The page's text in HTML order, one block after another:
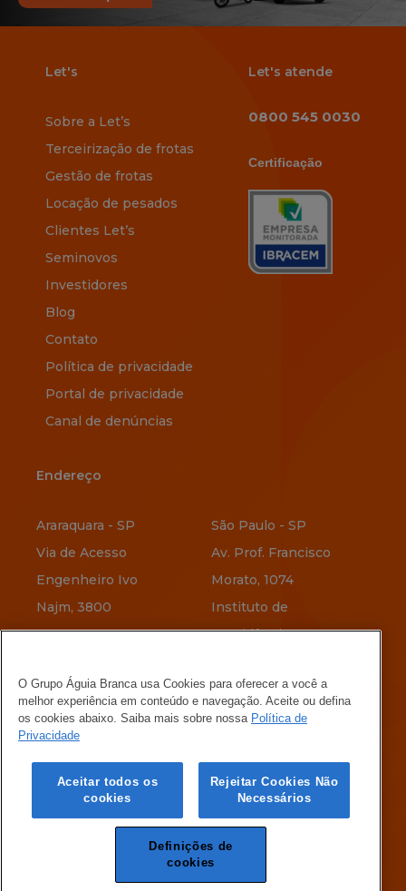
Let's
Sobre a Let’s
Terceirização de frotas
Gestão de frotas
Locação de pesados
Clientes Let’s
Seminovos
Investidores
Blog
Contato
Política de privacidade
Portal de privacidade
Canal de denúncias
Let's atende
0800 545 0030
Certificação
Endereço
Araraquara - SP
Via de Acesso
Engenheiro Ivo
Najm, 3800
Av. Jerônimo
Vervloet, 345
Maria Ortiz
São Paulo - SP
Av. Prof. Francisco
Morato, 1074
Instituto de
Previdência
Belo Horizonte - MG
Rua Menotti Muccelli,
O Grupo Águia Branca usa Cookies para oferecer a você a
melhor experiência em conteúdo e navegação. Aceite ou defina
os cookies abaixo. Saiba mais sobre nossa Política de
Privacidade
Aceitar todos os
cookies
Rejeitar Cookies Não
Necessários
Definições de
cookies